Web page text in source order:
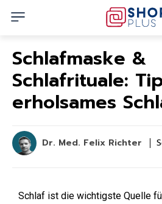
Schlafmaske &
Schlafrituale:
erholsames
Dr. Med. Felix Richter
Schlaf ist die wichtigste Quelle